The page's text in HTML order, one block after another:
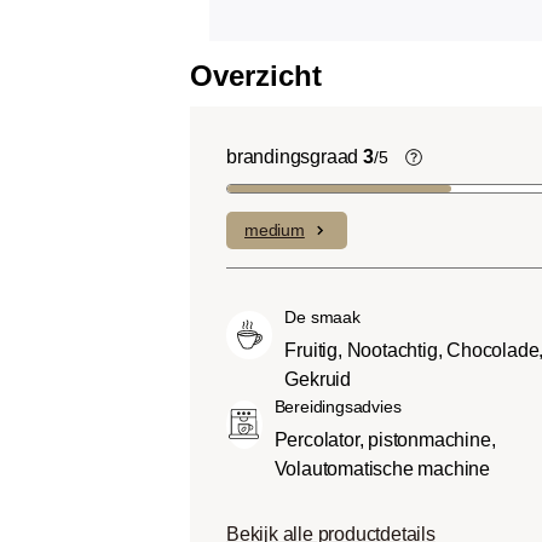
Overzicht
brandingsgraad 3/5
Light roast
Uitgesproken
complexe
Medium
Roast):Iets
Dark roast
medium
De smaak
Fruitig, Nootachtig, Chocolade,
Gekruid
Bereidingsadvies
Percolator, pistonmachine,
Volautomatische machine
Bekijk alle productdetails